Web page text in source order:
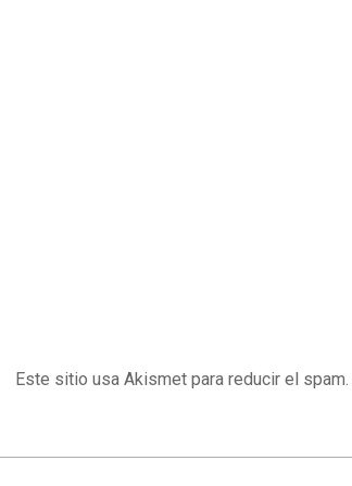
Este sitio usa Akismet para reducir el spam.